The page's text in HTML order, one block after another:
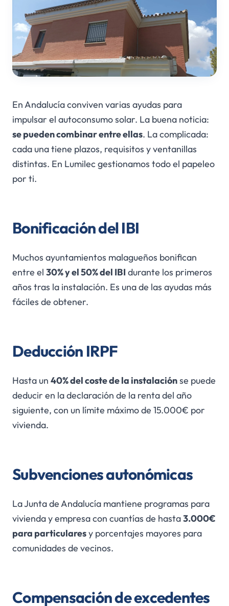
En Andalucía conviven varias ayudas para
impulsar el autoconsumo solar. La buena noticia:
se pueden combinar entre ellas. La complicada:
cada una tiene plazos, requisitos y ventanillas
distintas. En Lumilec gestionamos todo el papeleo
por ti.
Bonificación del IBI
Muchos ayuntamientos malagueños bonifican
entre el 30% y el 50% del IBI durante los primeros
años tras la instalación. Es una de las ayudas más
fáciles de obtener.
Deducción IRPF
Hasta un 40% del coste de la instalaciónse puede
deducir en la declaración de la renta del año
siguiente, con un límite máximo de 15.000€ por
vivienda.
Subvenciones autonómicas
La Junta de Andalucía mantiene programas para
vivienda y empresa con cuantías de hasta3.000€
para particularesy porcentajes mayores para
comunidades de vecinos.
Compensación de excedentes